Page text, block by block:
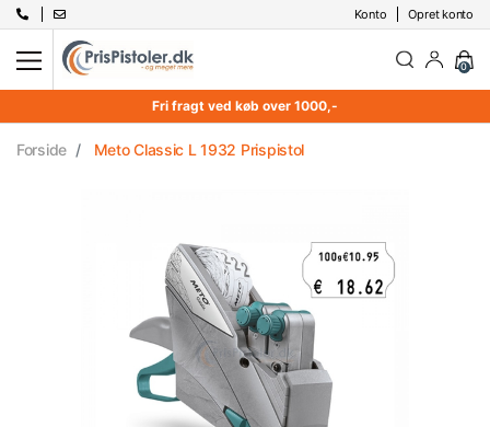
Konto Opret konto
0
Fri fragt ved køb over 1000,-
Forside Meto Classic L 1932 Prispistol